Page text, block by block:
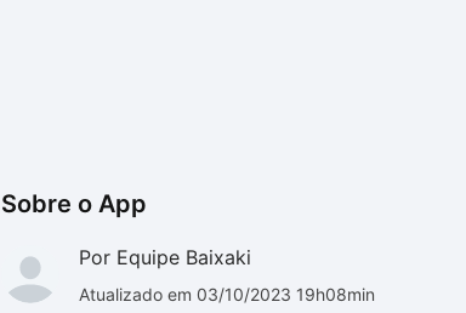
Sobre o App
Por Equipe Baixaki
Atualizado em 03/10/2023 19h08min